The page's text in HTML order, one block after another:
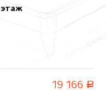
этаж
19 166 руб.